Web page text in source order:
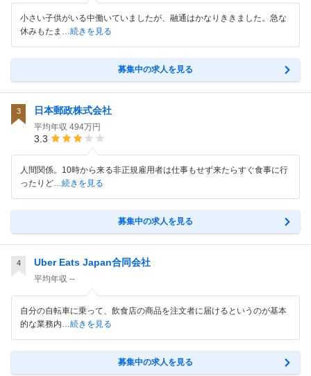
小さい子供がいる中働いていましたが、融通はかなりききました。急な
休みもたま …続きを見る
募集中の求人を見る
3 日本郵政株式会社
平均年収 494万円
3.3
人間関係。10時から来る非正規雇用者は仕事もせず来たらすぐ食事に行
ったりど…続きを見る
募集中の求人を見る
4 Uber Eats Japan合同会社
平均年収 --
自分の自転車に乗って、飲食店の商品を注文者に届けるというのが基本
的な業務内…続きを見る
募集中の求人を見る